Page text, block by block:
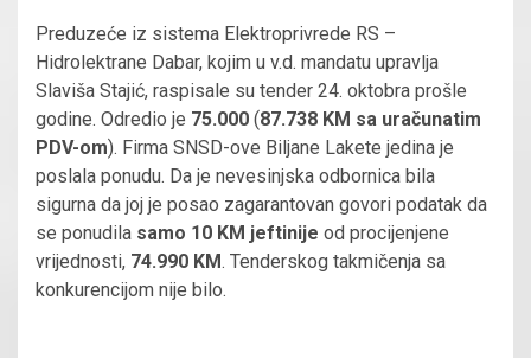
Preduzeće iz sistema Elektroprivrede RS –
Hidrolektrane Dabar, kojim u v.d. mandatu upravlja
Slaviša Stajić, raspisale su tender 24. oktobra prošle
godine. Odredio je 75.000 (87.738 KM sa uračunatim
PDV-om). Firma SNSD-ove Biljane Lakete jedina je
poslala ponudu. Da je nevesinjska odbornica bila
sigurna da joj je posao zagarantovan govori podatak da
se ponudila samo 10 KM jeftinije od procijenjene
vrijednosti, 74.990 KM. Tenderskog takmičenja sa
konkurencijom nije bilo.